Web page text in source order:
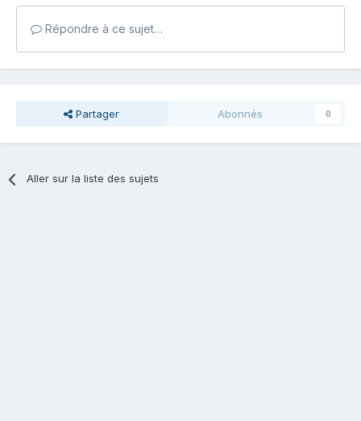
Répondre à ce sujet…
Partager Abonnés 0
Aller sur la liste des sujets